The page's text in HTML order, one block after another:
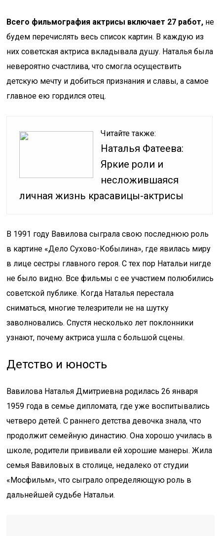
Всего фильмография актрисы включает 27 работ, не
будем перечислять весь список картин. В каждую из
них советская актриса вкладывала душу. Наталья была
невероятно счастлива, что смогла осуществить
детскую мечту и добиться признания и славы, а самое
главное ею гордился отец.
Читайте также:
Наталья Фатеева:
Яркие роли и
несложившаяся
личная жизнь красавицы-актрисы
В 1991 году Вавилова сыграла свою последнюю роль
в картине «Дело Сухово-Кобылина», где явилась миру
в лице сестры главного героя. С тех пор Натальи нигде
не было видно. Все фильмы с ее участием полюбились
советской публике. Когда Наталья перестала
сниматься, многие телезрители не на шутку
заволновались. Спустя несколько лет поклонники
узнают, почему актриса ушла с большой сцены.
Детство и юность
Вавилова Наталья Дмитриевна родилась 26 января
1959 года в семье дипломата, где уже воспитывались
четверо детей. С раннего детства девочка знала, что
продолжит семейную династию. Она хорошо училась в
школе, родители прививали ей хорошие манеры. Жила
семья Вавиловых в столице, недалеко от студии
«Мосфильм», что сыграло определяющую роль в
дальнейшей судьбе Натальи.